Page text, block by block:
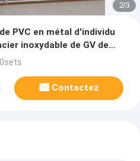
2/3
PVC en métal d'individu
inoxydable de GV de
Contactez